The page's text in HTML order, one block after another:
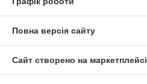
Повна версія сайту
Сайт створено на маркетплейсі